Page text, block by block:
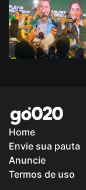
Home
Envie sua pauta
Anuncie
Termos de uso